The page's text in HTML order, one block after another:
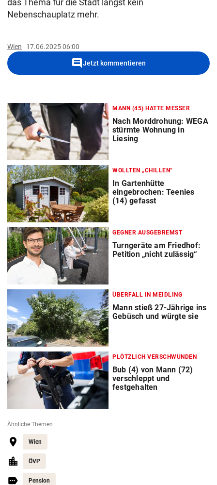
das Thema für die Stadt längst kein
Nebenschauplatz mehr.
Wien 17.06.2025 06:00
commentJetzt kommentieren
MANN (45) HATTE MESSER
Nach Morddrohung: WEGA
stürmte Wohnung in
Liesing
WOLLTEN „CHILLEN“
In Gartenhütte
eingebrochen: Teenies
(14) gefasst
GEGNER AUSGEBREMST
Turngeräte am Friedhof:
Petition „nicht zulässig“
ÜBERFALL IN MEIDLING
Mann stieß 27-Jährige ins
Gebüsch und würgte sie
PLÖTZLICH VERSCHWUNDEN
Bub (4) von Mann (72)
verschleppt und
festgehalten
Ähnliche Themen
Wien
ÖVP
Pension